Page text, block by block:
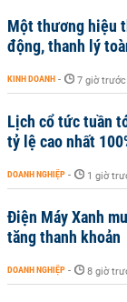
Một thương hiệu
động, thanh lý
KINH DOANH - 7 giờ trước
Lịch cổ tức tuần
tỷ lệ cao nhất
DOANH NGHIỆP - 1 giờ
Điện Máy Xanh
tăng thanh khoản
DOANH NGHIỆP - 8 giờ